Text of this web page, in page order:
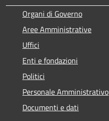
Organi di Governo
Aree Amministrative
Uffici
Enti e fondazioni
Politici
Personale Amministrativo
Documenti e dati